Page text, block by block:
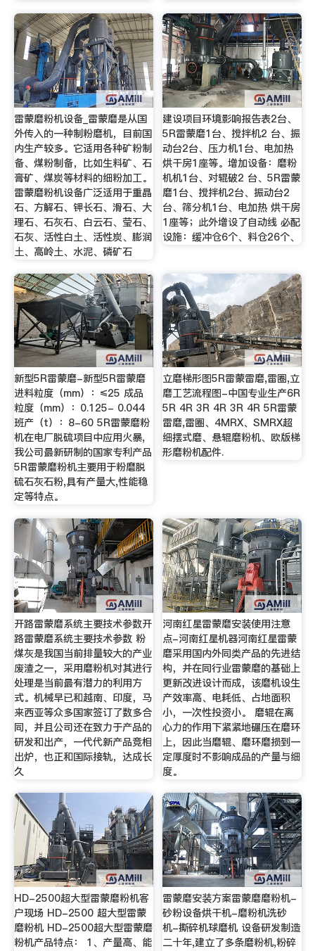
雷蒙磨粉机设备_雷蒙磨是从国
外传入的一种制粉磨机，目前国
内生产较多。它适用各种矿粉制
备、煤粉制备，比如生料矿、石
膏矿、煤炭等材料的细粉加工。
雷蒙磨粉机设备广泛适用于重晶
石、方解石、钾长石、滑石、大
理石、石灰石、白云石、莹石、
石灰、活性白土、活性炭、膨润
土、高岭土、水泥、磷矿石
建设项目环境影响报告表2台、
5R雷蒙磨1台、搅拌机2 台、振
动台2台、压力机1台、电加热
烘干房1座等。增加设备：磨粉
机机1台、对辊破2 台、5R雷蒙
磨1台、搅拌机2台、振动台2
台、筛分机1台、电加热 烘干房
1座等；此外增设了自动线 必配
设施：缓冲仓6个、料仓26个、
新型5R雷蒙磨-新型5R雷蒙磨
进料粒度（mm）：≤25 成品
粒度（mm）：0.125- 0.044
班产（t）：8-60 5R雷蒙磨粉
机在电厂脱硫项目中应用火暴,
我公司最新研制的国家专利产品
5R雷蒙磨粉机主要用于粉磨脱
硫石灰石粉,具有产量大,性能稳
定等特点。
立磨梯形图5R雷蒙雷磨,雷圈,立
磨工艺流程图-中国专业生产6R
5R 4R 3R 4R 3R 4R 5R雷蒙
雷磨,雷圈、4MRX、SMRX超
细摆式磨、悬辊磨粉机、欧版梯
形磨粉机配件.
开路雷蒙磨系统主要技术参数开
路雷蒙磨系统主要技术参数 粉
煤灰是我国当前排量较大的产业
废渣之一，采用磨粉机对其进行
处理是当前最有潜力的利用方
式。机械早已和越南、印度，马
来西亚等众多国家签订了数多合
同，并且公司还在致力于产品的
研发和出产，一代代新产品竞相
出炉，也正和国际接轨，达成长
久
河南红星雷蒙磨安装使用注意
点-河南红星机器河南红星雷蒙
磨采用国内外同类产品的先进结
构，并在同行业雷蒙磨的基础上
更新改进设计而成，该磨机设生
产效率高、电耗低、占地面积
小，一次性投资小。 磨辊在离
心力的作用下紧紧地碾压在磨环
上，因此当磨辊、磨环磨损到一
定厚度时不影响成品的产量与细
度。
HD-2500超大型雷蒙磨粉机客
户现场 HD-2500 超大型雷蒙
磨粉机 HD-2500超大型雷蒙磨
粉机产品特点： 1、产量高、能
雷蒙磨安装方案雷蒙磨磨粉机-
砂粉设备烘干机-磨粉机洗砂
机-撕碎机球磨机 设备研发制造
二十年,建立了多条磨粉机,粉碎